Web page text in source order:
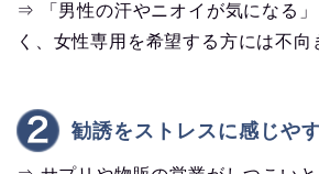
⇒ 「男性の汗やニオイが気になる
く、女性専用を希望する方には不向
勧誘をストレスに感じや